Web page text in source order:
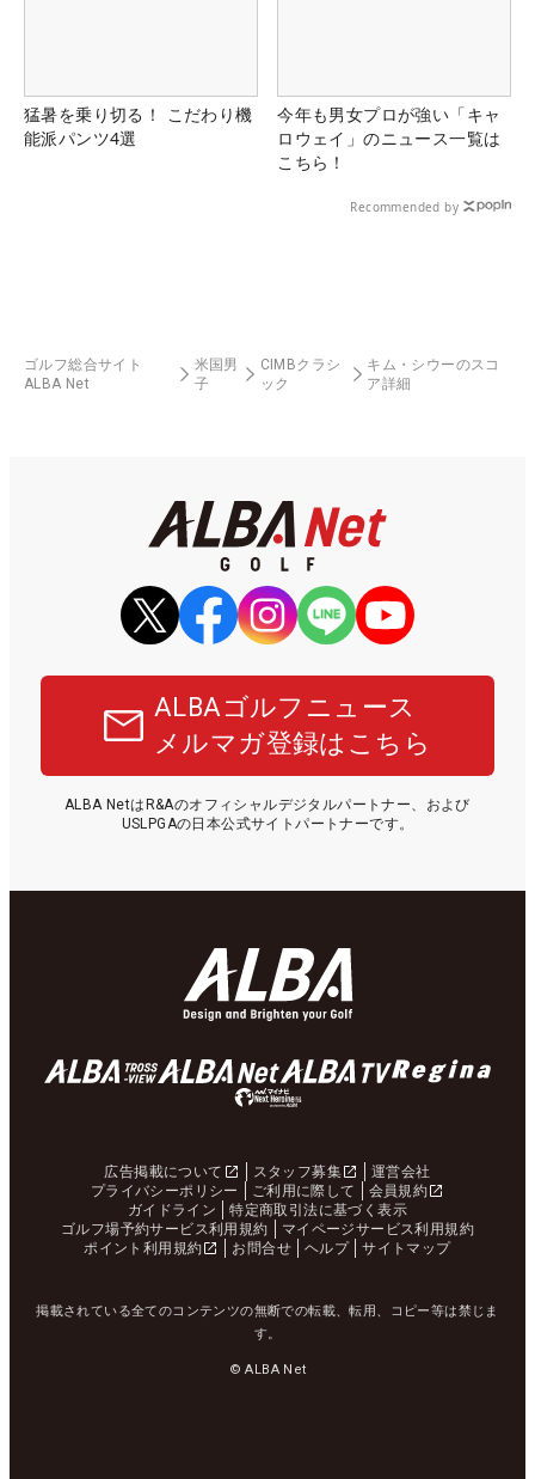
猛暑を乗り切る！ こだわり機
能派パンツ4選
今年も男女プロが強い「キャ
ロウェイ」のニュース一覧は
こちら！
Recommended by
ゴルフ総合サイト
ALBA Net
米国男
子
CIMBクラシ
ック
キム・シウーのスコ
ア詳細
ALBAゴルフニュース
メルマガ登録はこちら
ALBA NetはR&Aのオフィシャルデジタルパートナー、および
USLPGAの日本公式サイトパートナーです。
広告掲載について スタッフ募集
運営会社
プライバシーポリシー
ご利用に際して
会員規約
ガイドライン
特定商取引法に基づく表示
ゴルフ場予約サービス利用規約
マイページサービス利用規約
ポイント利用規約
お問合せ ヘルプ サイトマップ
掲載されている全てのコンテンツの無断での転載、転用、コピー等は禁じま
す。
© ALBA Net